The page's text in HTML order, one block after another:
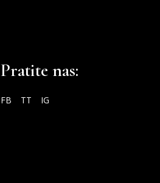
Pratite nas:
FB TT IG